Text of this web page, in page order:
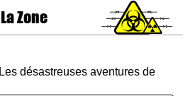
La Zone
Les désastreuses aventures de